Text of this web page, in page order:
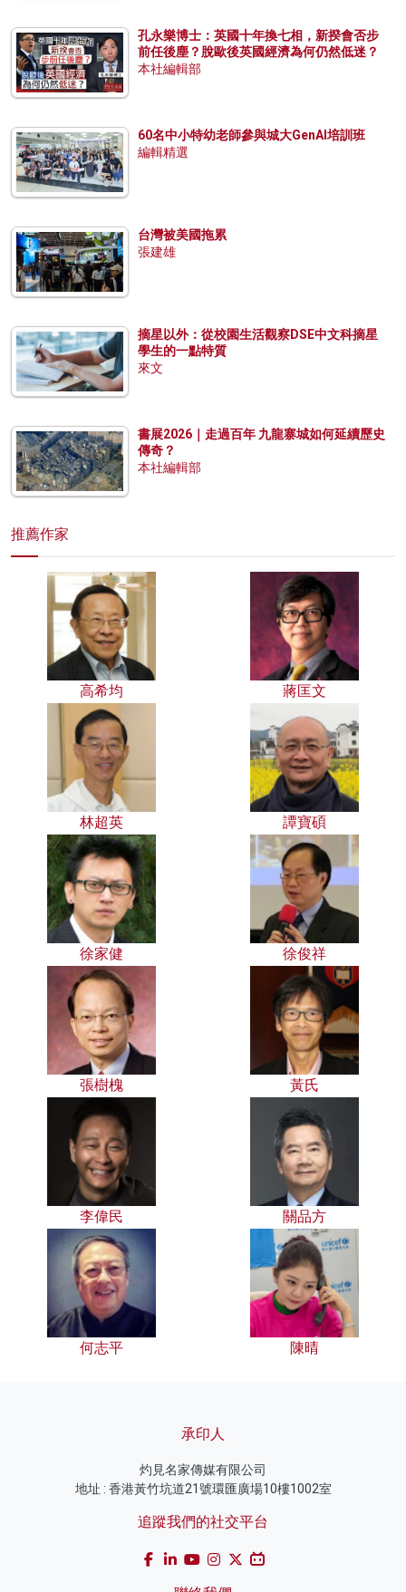
孔永樂博士：英國十年換七相，新揆會否步
前任後塵？脫歐後英國經濟為何仍然低迷？
本社編輯部
60名中小特幼老師參與城大GenAI培訓班
編輯精選
台灣被美國拖累
張建雄
摘星以外：從校園生活觀察DSE中文科摘星
學生的一點特質
來文
書展2026｜走過百年 九龍寨城如何延續歷史
傳奇？
本社編輯部
推薦作家
高希均 蔣匡文
林超英 譚寶碩
徐家健 徐俊祥
張樹槐 黃氏
李偉民 關品方
何志平 陳晴
承印人
灼見名家傳媒有限公司
地址 : 香港黃竹坑道21號環匯廣場10樓1002室
追蹤我們的社交平台